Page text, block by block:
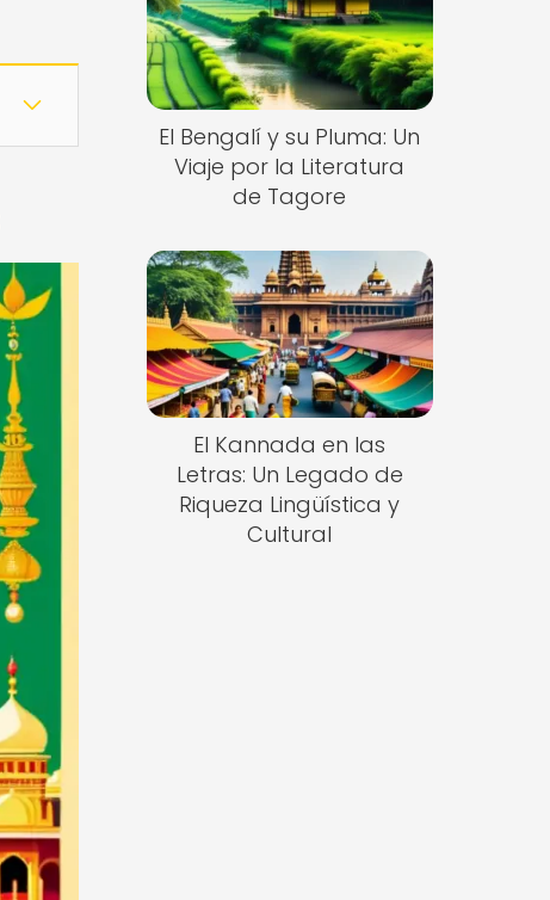
El Bengalí y su Pluma: Un
Viaje por la Literatura
de Tagore
El Kannada en las
Letras: Un Legado de
Riqueza Lingüística y
Cultural